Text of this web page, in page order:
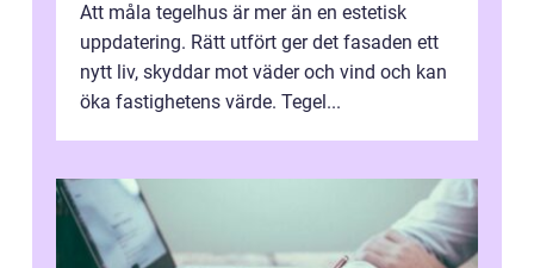
Att måla tegelhus är mer än en estetisk
uppdatering. Rätt utfört ger det fasaden ett
nytt liv, skyddar mot väder och vind och kan
öka fastighetens värde. Tegel...